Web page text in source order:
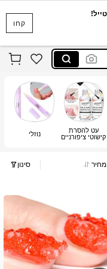
קחו
עט להסרת
קישוטי ציפורניים
נוזלי
מחיר סינון